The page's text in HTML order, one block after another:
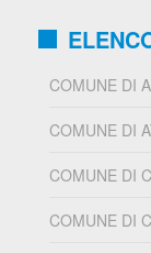
COMUNE DI
COMUNE DI
COMUNE DI
COMUNE DI